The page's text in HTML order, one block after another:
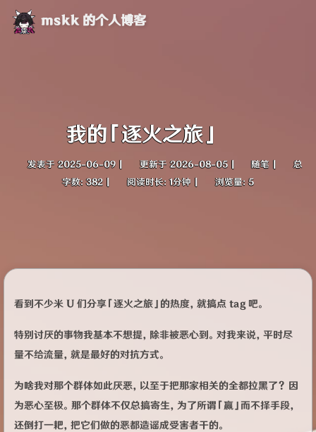
mskk 的个人博客
我的「逐火之旅」
发表于 2025-06-09 | 更新于 2026-08-05 | 随笔 |
总
字数: 382 | 阅读时长: 1分钟 | 浏览量: 5
看到不少米 U 们分享「逐火之旅」的热度，就搞点 tag 吧。
特别讨厌的事物我基本不想提，除非被恶心到。对我来说，平时尽
量不给流量，就是最好的对抗方式。
为啥我对那个群体如此厌恶，以至于把那家相关的全都拉黑了？因
为恶心至极。那个群体不仅总搞寄生，为了所谓「赢」而不择手段，
还倒打一耙，把它们做的恶都造谣成受害者干的。